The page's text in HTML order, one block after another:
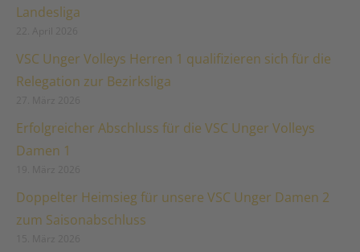
Landesliga
VSC Unger Volleys Herren 1 qualifizieren sich für die
Relegation zur Bezirksliga
Erfolgreicher Abschluss für die VSC Unger Volleys
Damen 1
Doppelter Heimsieg für unsere VSC Unger Damen 2
zum Saisonabschluss